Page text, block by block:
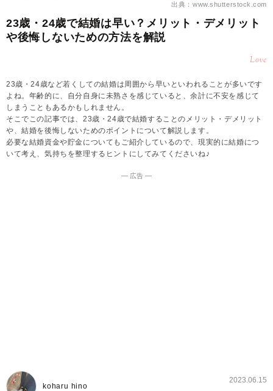
出典：www.shutterstock.com
23歳・24歳で結婚は早い？メリット・デメリット
や後悔しないための方法を解説
Love
23歳・24歳など若くしての結婚は周囲から早いといわれることが多いです
よね。年齢的に、自分自身に未熟さを感じていると、余計に不安を感じて
しまうこともあるかもしれません。
そこでこの記事では、23歳・24歳で結婚することのメリット・デメリット
や、結婚を後悔しないためのポイントについて解説します。
必要な結婚資金や貯金についてもご紹介しているので、現実的に結婚につ
いて考え、気持ちを整理するヒントにしてみてくださいね♪
― 広告 ―
koharu hino
2023.06.15